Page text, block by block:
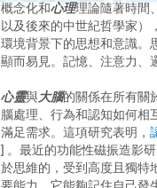
概念化和心理理論隨著時間
以及後來的中世紀哲學家）
環境背景下的思想和意識。
顯而易見。記憶、注意力、
心靈與大腦的關係在所有關
腦處理、行為和認知如何相
滿足需求。這項研究表明，
] 。最近的功能性磁振造影
於思維的，受到高度且獨特